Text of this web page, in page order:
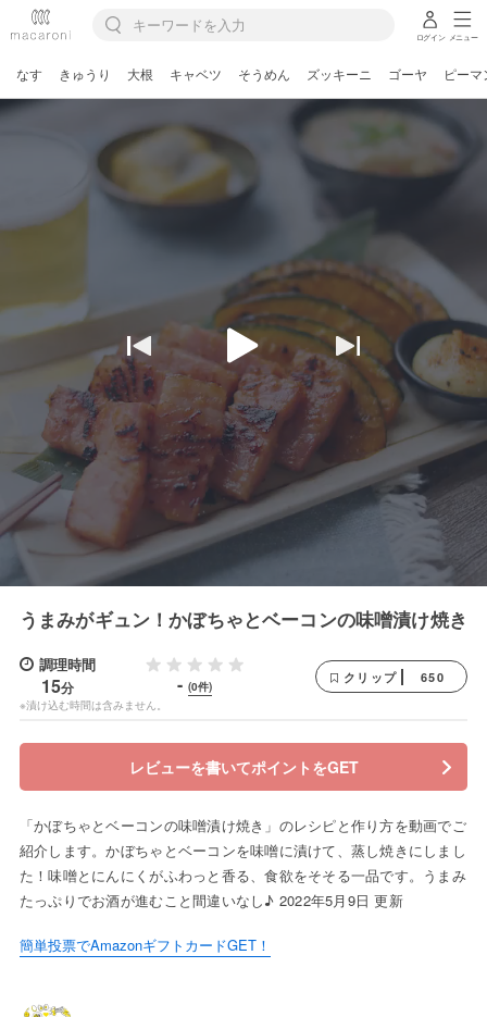
ログイン メニュー
なす きゅうり 大根 キャベツ そうめん ズッキーニ ゴーヤ ピーマ
うまみがギュン！かぼちゃとベーコンの味噌漬け焼き
調理時間
15分
※漬け込む時間は含みません。
- (0件)
クリップ 650
レビューを書いてポイントをGET
「かぼちゃとベーコンの味噌漬け焼き」のレシピと作り方を動画でご
紹介します。かぼちゃとベーコンを味噌に漬けて、蒸し焼きにしまし
た！味噌とにんにくがふわっと香る、食欲をそそる一品です。うまみ
たっぷりでお酒が進むこと間違いなし♪ 2022年5月9日 更新
簡単投票でAmazonギフトカードGET！